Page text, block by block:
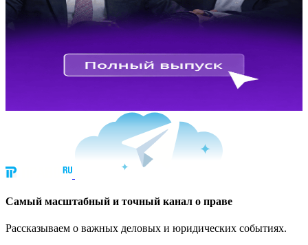
Cамый масштабный и точный канал о праве
Рассказываем о важных деловых и юридических событиях.